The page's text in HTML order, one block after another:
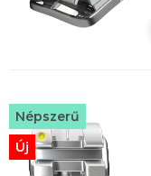
Népszerű
Új